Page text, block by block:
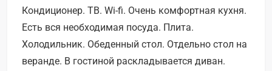
Кондиционер. ТВ. Wi-fi. Очень комфортная кухня.
Есть вся необходимая посуда. Плита.
Холодильник. Обеденный стол. Отдельно стол на
веранде. В гостиной раскладывается диван.